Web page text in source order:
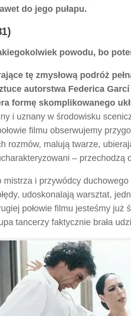
do jego pułapu.
powodu, bo
tę zmysłową podróż
autorstwa Federica
formę skomplikowanego
i uznany w środowisku
filmu obserwujemy
rozmów, malują twarze,
– przechodzą
mistrza i przywódcy
udoskonalają warsztat,
połowie filmu jesteśmy już
tancerzy faktycznie brała